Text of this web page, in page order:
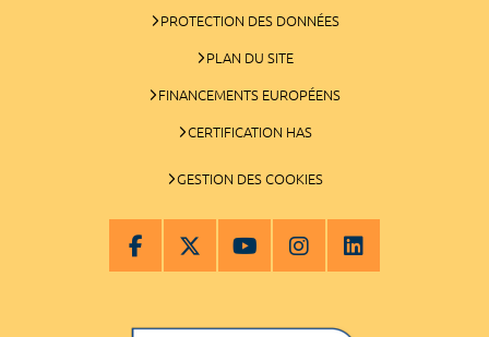
PROTECTION DES DONNÉES
PLAN DU SITE
FINANCEMENTS EUROPÉENS
CERTIFICATION HAS
GESTION DES COOKIES